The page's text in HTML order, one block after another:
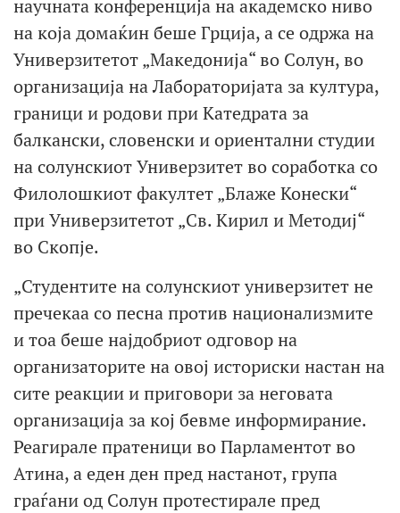
научната конференција на академско ниво
на која домаќин беше Грција, а се одржа на
Универзитетот „Македонија“ во Солун, во
организација на Лабораторијата за култура,
граници и родови при Катедрата за
балкански, словенски и ориентални студии
на солунскиот Универзитет во соработка со
Филолошкиот факултет „Блаже Конески“
при Универзитетот „Св. Кирил и Методиј“
во Скопје.
„Студентите на солунскиот универзитет не
пречекаа со песна против национализмите
и тоа беше најдобриот одговор на
организаторите на овој историски настан на
сите реакции и приговори за неговата
организација за кој бевме информирание.
Реагирале пратеници во Парламентот во
Атина, а еден ден пред настанот, група
граѓани од Солун протестирале пред